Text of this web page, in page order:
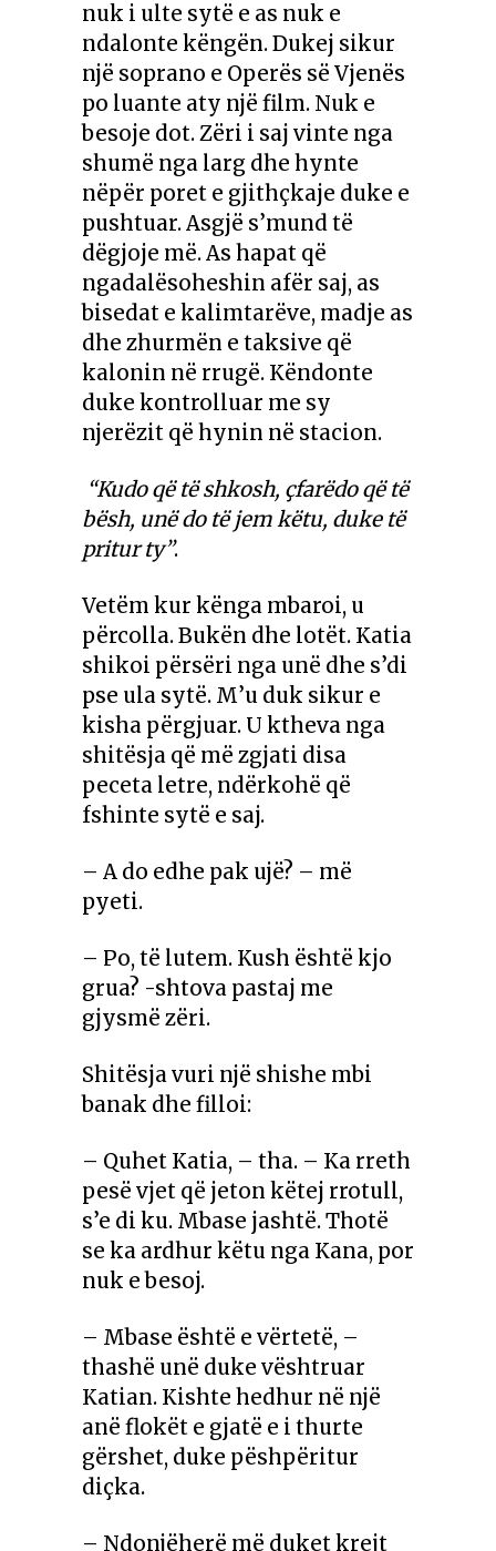
nuk i ulte sytë e as nuk e
ndalonte këngën. Dukej sikur
një soprano e Operës së Vjenës
po luante aty një film. Nuk e
besoje dot. Zëri i saj vinte nga
shumë nga larg dhe hynte
nëpër poret e gjithçkaje duke e
pushtuar. Asgjë s’mund të
dëgjoje më. As hapat që
ngadalësoheshin afër saj, as
bisedat e kalimtarëve, madje as
dhe zhurmën e taksive që
kalonin në rrugë. Këndonte
duke kontrolluar me sy
njerëzit që hynin në stacion.
“Kudo që të shkosh, çfarëdo që të
bësh, unë do të jem këtu, duke të
pritur ty”.
Vetëm kur kënga mbaroi, u
përcolla. Bukën dhe lotët. Katia
shikoi përsëri nga unë dhe s’di
pse ula sytë. M’u duk sikur e
kisha përgjuar. U ktheva nga
shitësja që më zgjati disa
peceta letre, ndërkohë që
fshinte sytë e saj.
– A do edhe pak ujë? – më
pyeti.
– Po, të lutem. Kush është kjo
grua? -shtova pastaj me
gjysmë zëri.
Shitësja vuri një shishe mbi
banak dhe filloi:
– Quhet Katia, – tha. – Ka rreth
pesë vjet që jeton këtej rrotull,
s’e di ku. Mbase jashtë. Thotë
se ka ardhur këtu nga Kana, por
nuk e besoj.
– Mbase është e vërtetë, –
thashë unë duke vështruar
Katian. Kishte hedhur në një
anë flokët e gjatë e i thurte
gërshet, duke pëshpëritur
diçka.
– Ndonjëherë më duket krejt